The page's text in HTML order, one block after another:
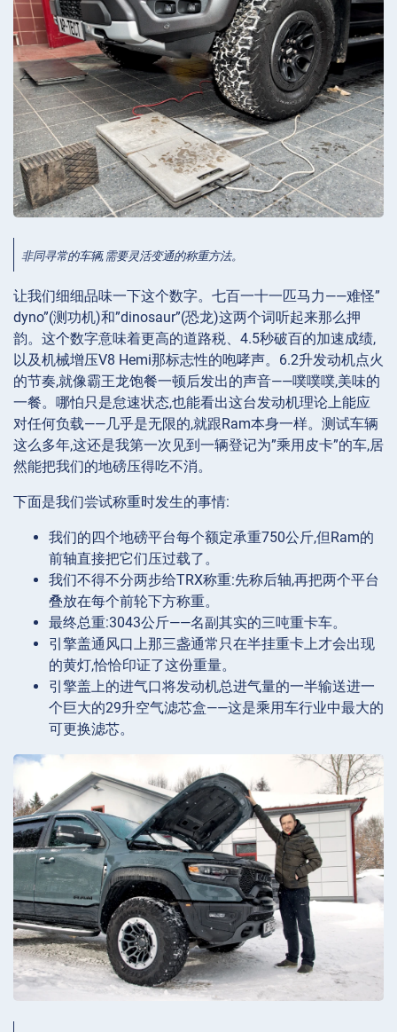
非同寻常的车辆,需要灵活变通的称重方法。
让我们细细品味一下这个数字。七百一十一匹马力——难怪”
dyno”(测功机)和”dinosaur”(恐龙)这两个词听起来那么押
韵。这个数字意味着更高的道路税、4.5秒破百的加速成绩,
以及机械增压V8 Hemi那标志性的咆哮声。6.2升发动机点火
的节奏,就像霸王龙饱餐一顿后发出的声音——噗噗噗,美味的
一餐。哪怕只是怠速状态,也能看出这台发动机理论上能应
对任何负载——几乎是无限的,就跟Ram本身一样。测试车辆
这么多年,这还是我第一次见到一辆登记为”乘用皮卡”的车,居
然能把我们的地磅压得吃不消。
下面是我们尝试称重时发生的事情:
我们的四个地磅平台每个额定承重750公斤,但Ram的
前轴直接把它们压过载了。
我们不得不分两步给TRX称重:先称后轴,再把两个平台
叠放在每个前轮下方称重。
最终总重:3043公斤——名副其实的三吨重卡车。
引擎盖通风口上那三盏通常只在半挂重卡上才会出现
的黄灯,恰恰印证了这份重量。
引擎盖上的进气口将发动机总进气量的一半输送进一
个巨大的29升空气滤芯盒——这是乘用车行业中最大的
可更换滤芯。